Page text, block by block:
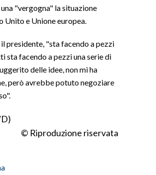
"vergogna" la situazione
Unito e Unione europea.
presidente, "sta facendo a pezzi
sta facendo a pezzi una serie di
delle idee, non mi ha
però avrebbe potuto negoziare
© Riproduzione riservata